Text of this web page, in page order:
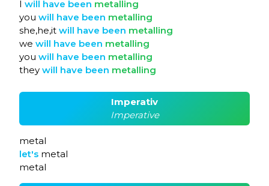
I will have been metalling
you will have been metalling
she,he,it will have been metalling
we will have been metalling
you will have been metalling
they will have been metalling
Imperativ
Imperative
metal
let's metal
metal